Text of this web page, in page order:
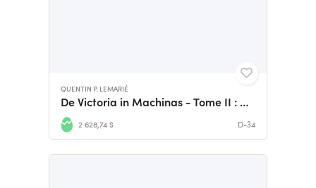
QUENTIN P. LEMARIÉ
De Victoria in Machinas - Tome II : De Cendres & d'Ombres
2 628,74 $ D-34